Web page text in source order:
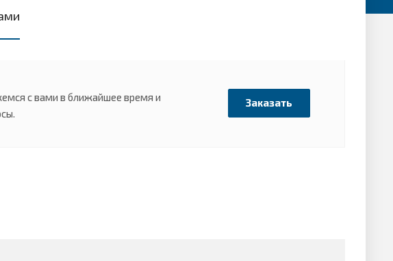
с вами в ближайшее время и
Заказать